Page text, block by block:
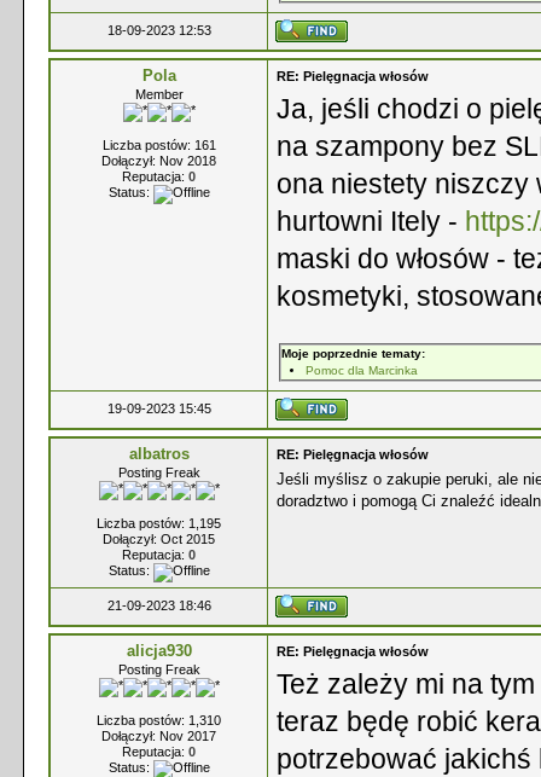
18-09-2023 12:53
Pola
Member
Liczba postów: 161
Dołączył: Nov 2018
Reputacja: 0
Status:
RE: Pielęgnacja włosów
Ja, jeśli chodzi o
na szampony bez
ona niestety niszczy
hurtowni Itely -
maski do włosów -
kosmetyki,
Moje poprzednie tematy:
Pomoc dla Marcinka
19-09-2023 15:45
albatros
Posting Freak
Liczba postów: 1,195
Dołączył: Oct 2015
Reputacja: 0
Status:
RE: Pielęgnacja włosów
Jeśli myślisz o zakupie peruki, ale
doradztwo i pomogą Ci znaleźć
21-09-2023 18:46
alicja930
Posting Freak
Liczba postów: 1,310
Dołączył: Nov 2017
Reputacja: 0
Status:
RE: Pielęgnacja włosów
Też zależy mi na
teraz będę robić
potrzebować